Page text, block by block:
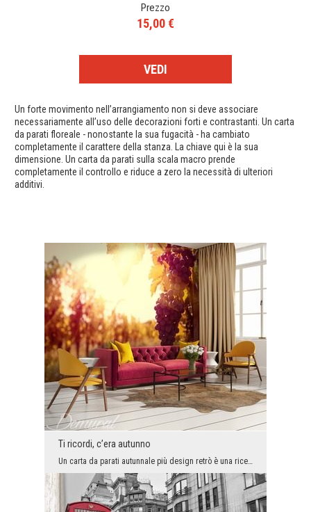
Prezzo
15,00 €
VEDI
Un forte movimento nell’arrangiamento non si deve associare
necessariamente all’uso delle decorazioni forti e contrastanti. Un carta
da parati floreale - nonostante la sua fugacità - ha cambiato
completamente il carattere della stanza. La chiave qui è la sua
dimensione. Un carta da parati sulla scala macro prende
completamente il controllo e riduce a zero la necessità di ulteriori
additivi.
Ti ricordi, c’era autunno
Un carta da parati autunnale più design retrò è una ricetta per un salotto un po’ sentimentale, m...